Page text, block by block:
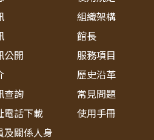
公開
查詢
電話下載
及關係人身
組織架構
館長
服務項目
歷史沿革
常見問題
使用手冊